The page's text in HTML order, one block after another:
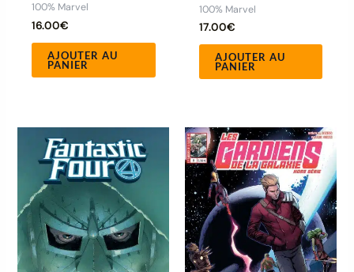
100% Marvel
16.00€
AJOUTER AU
PANIER
100% Marvel
17.00€
AJOUTER AU
PANIER